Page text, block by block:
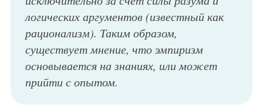
логических аргументов (известный как
рационализм). Таким образом,
существует мнение, что эмпиризм
основывается на знаниях, или может
прийти с опытом.